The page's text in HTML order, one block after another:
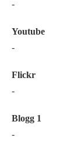
-
Youtube
-
Flickr
-
Blogg 1
-